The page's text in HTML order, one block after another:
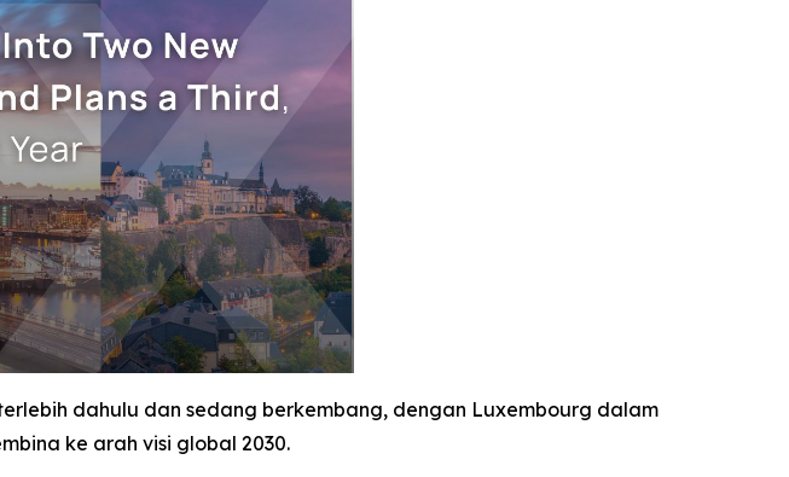
dahulu dan sedang berkembang, dengan Luxembourg dalam
ke arah visi global 2030.